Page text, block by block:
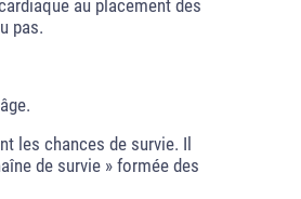
au placement des
pas.
les chances de survie. Il
de survie » formée des